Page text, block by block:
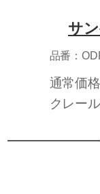
サ
品番：
通常価
クレー